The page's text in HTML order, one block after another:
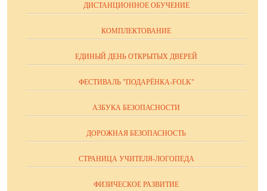
ДИСТАНЦИОННОЕ ОБУЧЕНИЕ
КОМПЛЕКТОВАНИЕ
ЕДИНЫЙ ДЕНЬ ОТКРЫТЫХ ДВЕРЕЙ
ФЕСТИВАЛЬ "ПОДАРЁНКА-FOLK"
АЗБУКА БЕЗОПАСНОСТИ
ДОРОЖНАЯ БЕЗОПАСНОСТЬ
СТРАНИЦА УЧИТЕЛЯ-ЛОГОПЕДА
ФИЗИЧЕСКОЕ РАЗВИТИЕ